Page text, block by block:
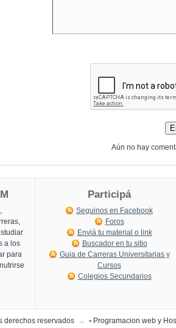
Aún no hay
a los
para
Participá
Seguinos en Facebook
Foros
Enviá tu material o link
Buscador en tu sitio
Guia de Carreras Universitarias y
Cursos
Colegios Secundarios
derechos reservados → • Programacion web y